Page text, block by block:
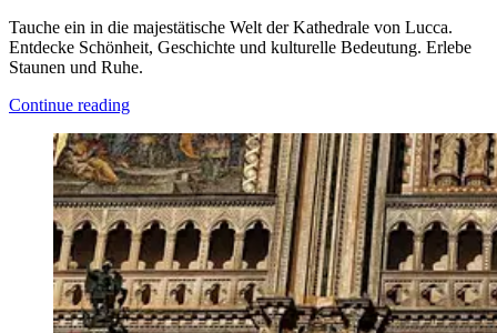
Tauche ein in die majestätische Welt der Kathedrale von Lucca.
Entdecke Schönheit, Geschichte und kulturelle Bedeutung. Erlebe
Staunen und Ruhe.
Continue reading